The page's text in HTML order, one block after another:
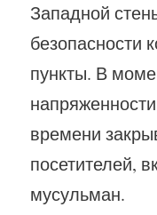
Западной
безопасности
пункты. В
времени
посетителей,
мусульман.